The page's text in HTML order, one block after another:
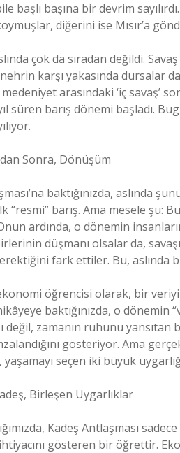
başlı başına bir devrim
diğerini ise Mısır’a
çok da sıradan değildi.
karşı yakasında dursalar
arasındaki ‘iç savaş’
süren barış dönemi başladı.
Sonra, Dönüşüm
baktığınızda, aslında
“resmi” barış. Ama mesele şu:
ardında, o dönemin
düşmanı olsalar da,
fark ettiler. Bu,
öğrencisi olarak, bir
baktığınızda, o dönemin
değil, zamanın ruhunu
gösteriyor. Ama
seçen iki büyük
Birleşen Uygarlıklar
Kadeş Antlaşması
gösteren bir öğrettir.